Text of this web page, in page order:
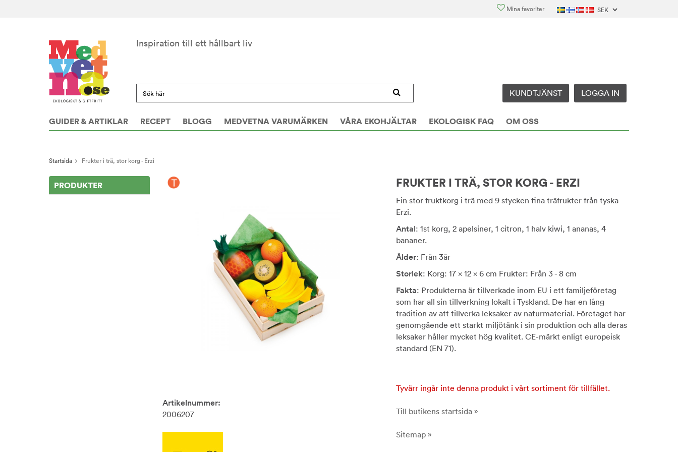
Mina favoriter
Inspiration till ett hållbart liv
KUNDTJÄNST LOGGA IN
GUIDER & ARTIKLAR RECEPT BLOGG MEDVETNA VARUMÄRKEN VÅRA EKOHJÄLTAR EKOLOGISK FAQ OM OSS
Startsida Frukter i trä, stor korg - Erzi
PRODUKTER FRUKTER I TRÄ, STOR KORG - ERZI
Fin stor fruktkorg i trä med 9 stycken fina träfrukter från tyska
Erzi.
Antal: 1st korg, 2 apelsiner, 1 citron, 1 halv kiwi, 1 ananas, 4
bananer.
Ålder: Från 3år
Storlek: Korg: 17 x 12 x 6 cm Frukter: Från 3 - 8 cm
Fakta: Produkterna är tillverkade inom EU i ett familjeföretag
som har all sin tillverkning lokalt i Tyskland. De har en lång
tradition av att tillverka leksaker av naturmaterial. Företaget har
genomgående ett starkt miljötänk i sin produktion och alla deras
leksaker håller mycket hög kvalitet. CE-märkt enligt europeisk
standard (EN 71).
Tyvärr ingår inte denna produkt i vårt sortiment för tillfället.
Till butikens startsida »
Sitemap »
Artikelnummer:
2006207